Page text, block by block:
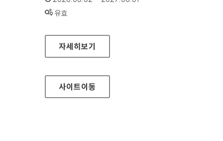
상태 :
유효
국립중앙도서관
자세히보기
사이트이동